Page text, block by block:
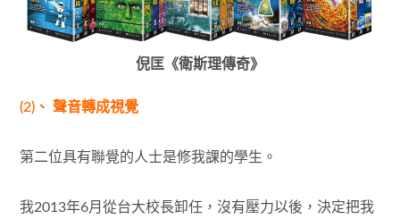
倪匡《衛斯理傳奇》
(2)、 聲音轉成視覺
第二位具有聯覺的人士是修我課的學生。
我2013年6月從台大校長卸任，沒有壓力以後，決定把我